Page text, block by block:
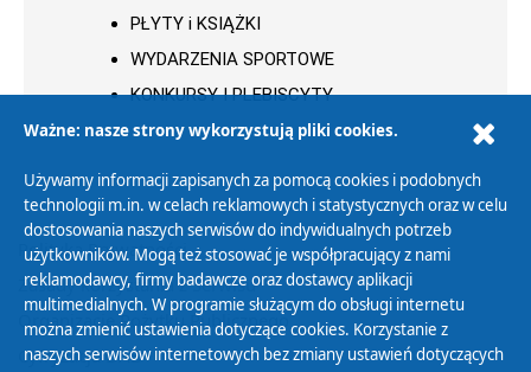
PŁYTY i KSIĄŻKI
WYDARZENIA SPORTOWE
KONKURSY I PLEBISCYTY
Polityka Prywatności
Zasady korzystania z Serwisu
Organizacje Pożytku Publicznego
Cyfryzacja DAB+
Ważne: nasze strony wykorzystują pliki cookies.
Używamy informacji zapisanych za pomocą cookies i podobnych
technologii m.in. w celach reklamowych i statystycznych oraz w celu
dostosowania naszych serwisów do indywidualnych potrzeb
użytkowników. Mogą też stosować je współpracujący z nami
reklamodawcy, firmy badawcze oraz dostawcy aplikacji
multimedialnych. W programie służącym do obsługi internetu
można zmienić ustawienia dotyczące cookies. Korzystanie z
naszych serwisów internetowych bez zmiany ustawień dotyczących